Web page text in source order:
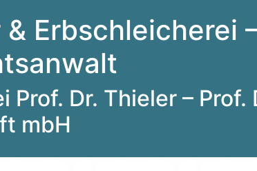
Erbschleicherei
Dr. Thieler – Prof.
mbH